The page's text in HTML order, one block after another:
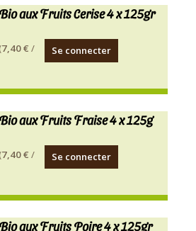
aux Fruits Cerise 4 x 125gr
(7,40 € /
Se connecter
aux Fruits Fraise 4 x 125g
(7,40 € /
Se connecter
aux Fruits Poire 4 x 125gr